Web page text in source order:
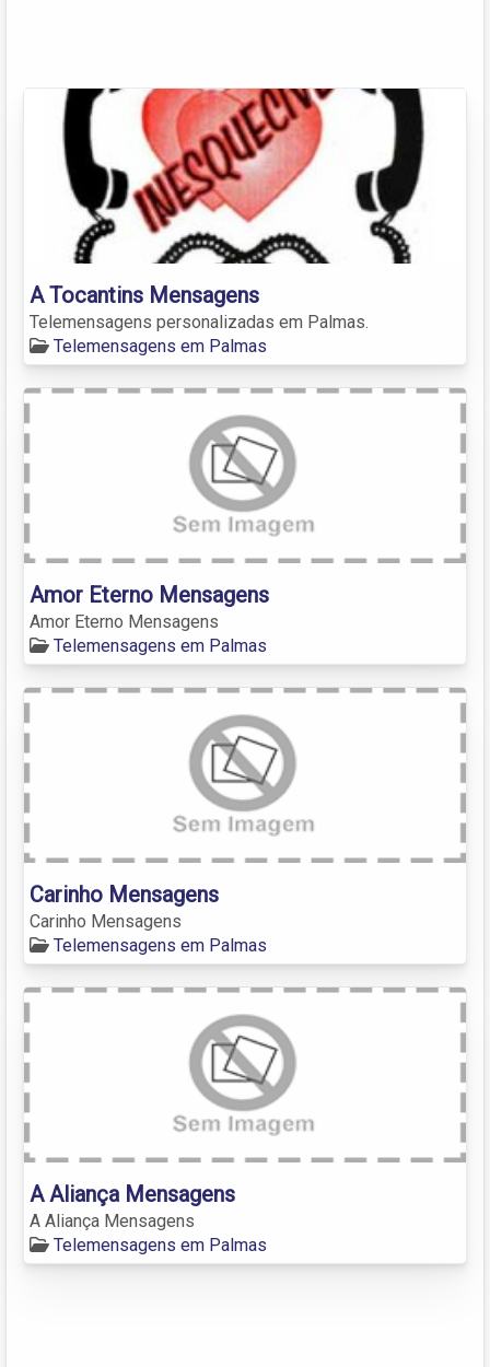
A Tocantins Mensagens
Telemensagens personalizadas em Palmas.
Telemensagens em Palmas
Amor Eterno Mensagens
Amor Eterno Mensagens
Telemensagens em Palmas
Carinho Mensagens
Carinho Mensagens
Telemensagens em Palmas
A Aliança Mensagens
A Aliança Mensagens
Telemensagens em Palmas